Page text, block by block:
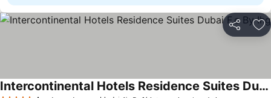
Compartir
Intercontinental Hotels Residence Suites Dubai F.c By Ihg